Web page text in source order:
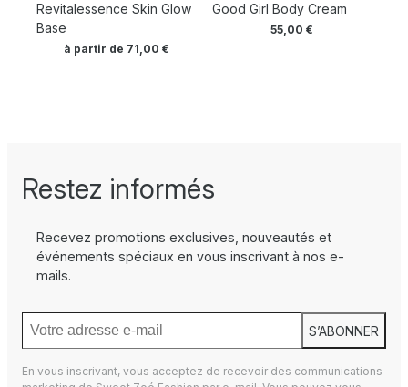
Revitalessence Skin Glow
Base
à partir de 71,00 €
Good Girl Body Cream
55,00 €
Restez informés
Recevez promotions exclusives, nouveautés et
événements spéciaux en vous inscrivant à nos e-
mails.
S’ABONNER
En vous inscrivant, vous acceptez de recevoir des communications